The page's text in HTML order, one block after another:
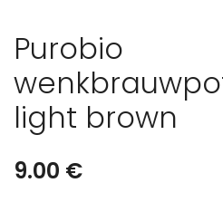
Purobio
light brown
9.00 €